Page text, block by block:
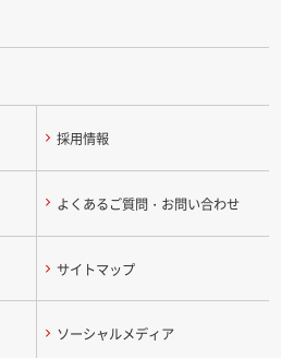
採用情報
よくあるご質問・お問い合わせ
サイトマップ
ソーシャルメディア